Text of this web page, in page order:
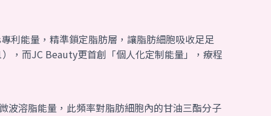
利能量，精準鎖定脂肪層，讓脂肪細胞吸收足足
，而JC Beauty更首創「個人化定制能量」，療程
波溶脂能量，此頻率對脂肪細胞內的甘油三酯分子